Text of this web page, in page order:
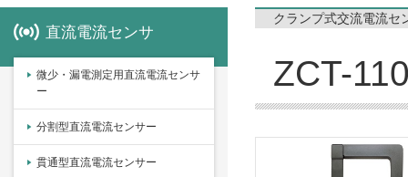
直流電流センサ
微少・漏電測定用直流電流センサ
ー
分割型直流電流センサー
貫通型直流電流センサー
クランプ式交流電流セ
ZCT-